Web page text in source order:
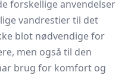
forskellige anvendelser
vandrestier til det
blot nødvendige for
men også til den
brug for komfort og